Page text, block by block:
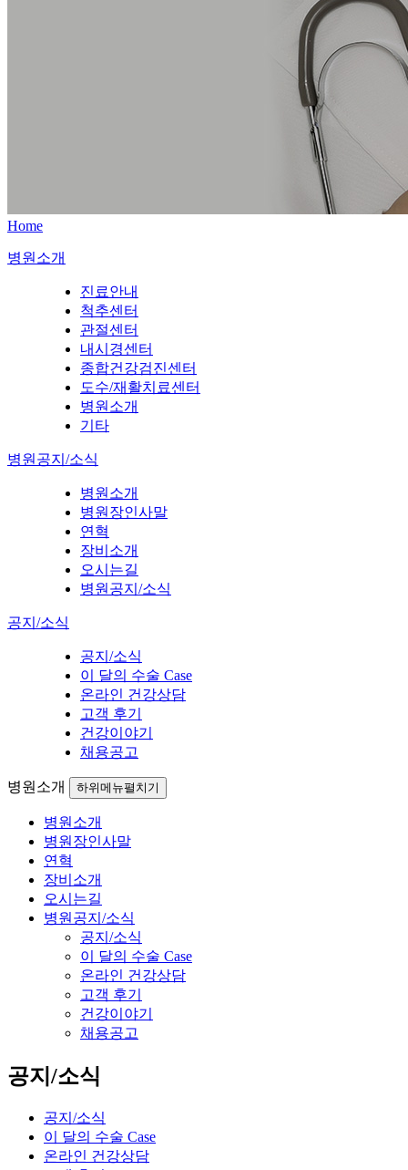
Home
병원소개
진료안내
척추센터
관절센터
내시경센터
종합건강검진센터
도수/재활치료센터
병원소개
기타
병원공지/소식
병원소개
병원장인사말
연혁
장비소개
오시는길
병원공지/소식
공지/소식
공지/소식
이 달의 수술 Case
온라인 건강상담
고객 후기
건강이야기
채용공고
병원소개 하위메뉴펼치기
병원소개
병원장인사말
연혁
장비소개
오시는길
병원공지/소식
공지/소식
이 달의 수술 Case
온라인 건강상담
고객 후기
건강이야기
채용공고
공지/소식
공지/소식
이 달의 수술 Case
온라인 건강상담